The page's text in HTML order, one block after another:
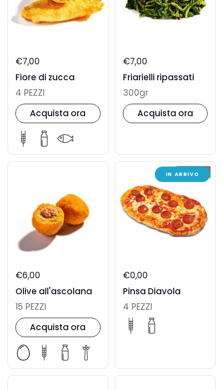
€7,00
Fiore di zucca
4 PEZZI
Acquista ora
€7,00
Friarielli ripassati
300gr
Acquista ora
€6,00
Olive all'ascolana
15 PEZZI
Acquista ora
€0,00
Pinsa Diavola
4 PEZZI
ESAURITO
IN ARRIVO